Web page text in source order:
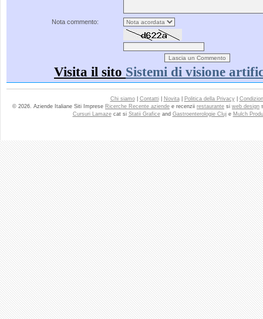
Nota commento:
Visita il sito Sistemi di visione
Chi siamo| Contatti| Novita| Politica della Privacy|
© 2026. Aziende Italiane Siti Imprese Ricerche Recente aziende e recenzii restaurante si web design
Cursuri Lamazecat si Statii Graficeand Gastroenterologie Cluje Mulch